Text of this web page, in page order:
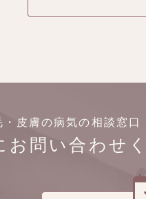
皮膚の病気の相談窓口
お問い合わせ